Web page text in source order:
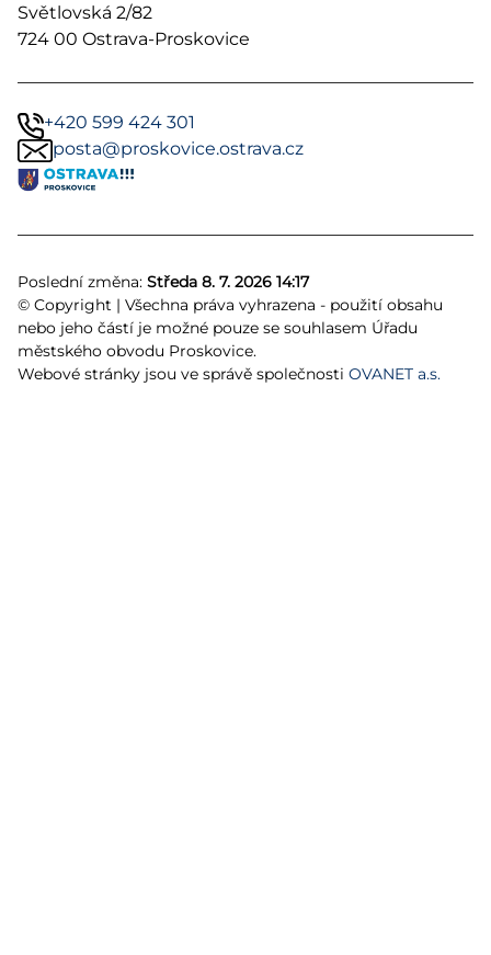
Světlovská 2/82
724 00 Ostrava-Proskovice
+420 599 424 301
posta@proskovice.ostrava.cz
Poslední změna: Středa 8. 7. 2026 14:17
© Copyright | Všechna práva vyhrazena - použití obsahu
nebo jeho částí je možné pouze se souhlasem Úřadu
městského obvodu Proskovice.
Webové stránky jsou ve správě společnosti OVANET a.s.